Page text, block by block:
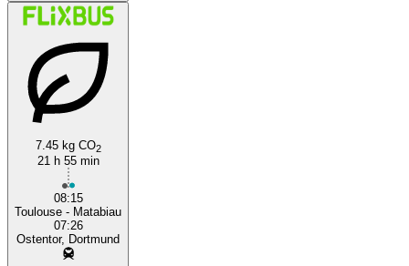
7.45 kg CO2
21 h 55 min
08:15
Toulouse - Matabiau
07:26
Ostentor, Dortmund